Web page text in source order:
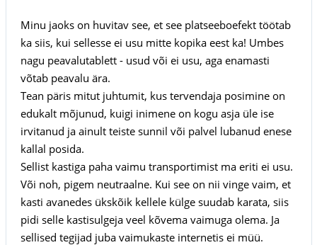
Minu jaoks on huvitav see, et see platseeboefekt töötab
ka siis, kui sellesse ei usu mitte kopika eest ka! Umbes
nagu peavalutablett - usud või ei usu, aga enamasti
võtab peavalu ära.
Tean päris mitut juhtumit, kus tervendaja posimine on
edukalt mõjunud, kuigi inimene on kogu asja üle ise
irvitanud ja ainult teiste sunnil või palvel lubanud enese
kallal posida.
Sellist kastiga paha vaimu transportimist ma eriti ei usu.
Või noh, pigem neutraalne. Kui see on nii vinge vaim, et
kasti avanedes ükskõik kellele külge suudab karata, siis
pidi selle kastisulgeja veel kõvema vaimuga olema. Ja
sellised tegijad juba vaimukaste internetis ei müü.